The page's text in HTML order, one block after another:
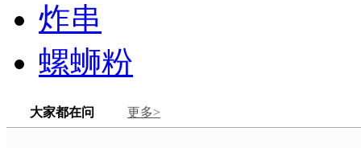
炸串
螺蛳粉
大家都在问 更多>